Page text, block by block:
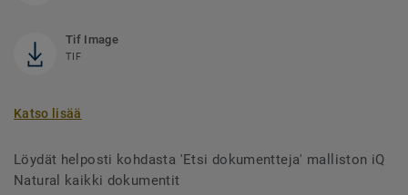
Tif Image
TIF
Katso lisää
Löydät helposti kohdasta 'Etsi dokumentteja' malliston iQ
Natural kaikki dokumentit